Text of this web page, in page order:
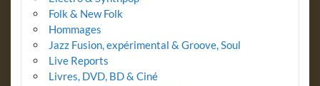
Folk & New Folk
Hommages
Jazz Fusion, expérimental & Groove, Soul
Live Reports
Livres, DVD, BD & Ciné